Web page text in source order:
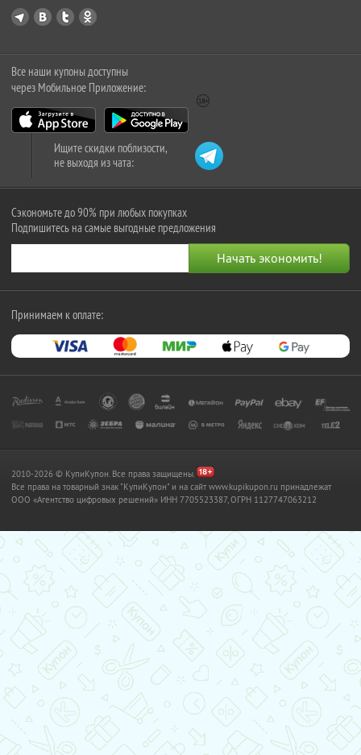
Все наши купоны доступны
через Мобильное Приложение:
Ищите скидки поблизости,
не выходя из чата:
Сэкономьте до 90% при любых покупках
Подпишитесь на самые выгодные предложения
Принимаем к оплате:
2010-2026 © КупиКупон. Все права защищены.
Все права на товарный знак "КупиКупон" и на сайт www.kupikupon.ru принадлежат
OOO «Агентство цифровых решений» ИНН 7705523387, ОГРН 1127747063212